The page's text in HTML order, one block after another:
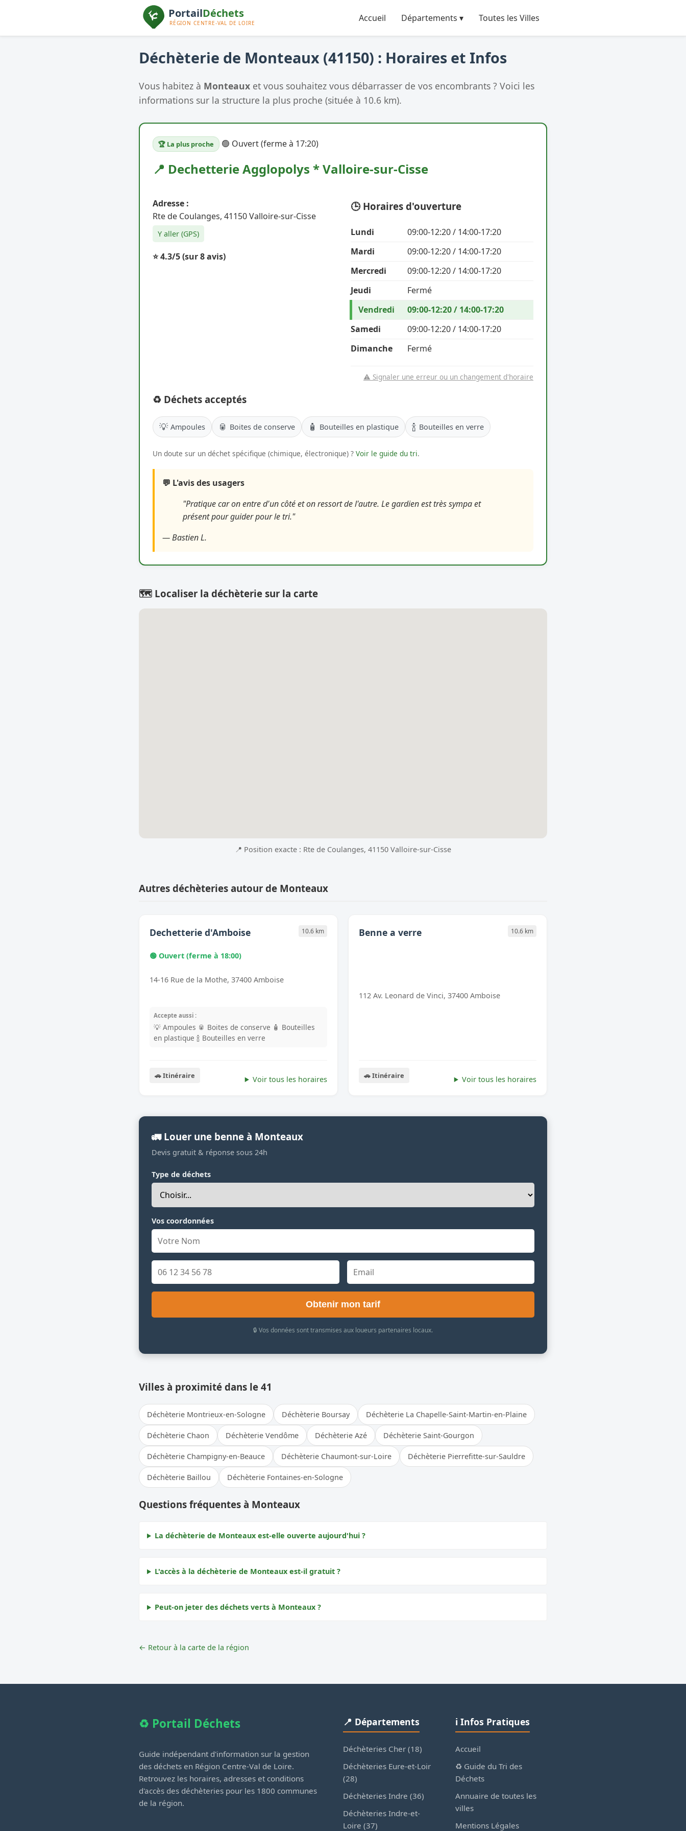
Accueil Départements ▾ Toutes les Villes
Déchèterie de Monteaux (41150) : Horaires et Infos
Vous habitez à Monteaux et vous souhaitez vous débarrasser de vos encombrants ? Voici les
informations sur la structure la plus proche (située à 10.6 km).
🏆 La plus proche 🟢 Ouvert (ferme à 17:20)
📍 Dechetterie Agglopolys * Valloire-sur-Cisse
Adresse :
Rte de Coulanges, 41150 Valloire-sur-Cisse
Y aller (GPS)
⭐ 4.3/5(sur 8 avis)
🕒 Horaires d'ouverture
Lundi
09:00-12:20 / 14:00-17:20
Mardi
09:00-12:20 / 14:00-17:20
Mercredi
09:00-12:20 / 14:00-17:20
Jeudi
Fermé
Vendredi
09:00-12:20 / 14:00-17:20
Samedi
09:00-12:20 / 14:00-17:20
Dimanche
Fermé
⚠️ Signaler une erreur ou un changement d'horaire
♻️ Déchets acceptés
💡 Ampoules 🥫 Boites de conserve 🧴 Bouteilles en plastique 🍾 Bouteilles en verre
Un doute sur un déchet spécifique (chimique, électronique) ? Voir le guide du tri.
💬 L'avis des usagers
"Pratique car on entre d'un côté et on ressort de l'autre. Le gardien est très sympa et
présent pour guider pour le tri."
— Bastien L.
🗺️ Localiser la déchèterie sur la carte
📍 Position exacte : Rte de Coulanges, 41150 Valloire-sur-Cisse
Autres déchèteries autour de Monteaux
Dechetterie d'Amboise 10.6 km
🟢 Ouvert (ferme à 18:00)
14-16 Rue de la Mothe, 37400 Amboise
Accepte aussi :
💡 Ampoules 🥫 Boites de conserve 🧴 Bouteilles
en plastique 🍾 Bouteilles en verre
🚗 Itinéraire Voir tous les horaires
Benne a verre 10.6 km
112 Av. Leonard de Vinci, 37400 Amboise
🚗 Itinéraire Voir tous les horaires
🚛 Louer une benne à Monteaux
Devis gratuit & réponse sous 24h
Type de déchets
Vos coordonnées
Obtenir mon tarif
🔒 Vos données sont transmises aux loueurs partenaires locaux.
Villes à proximité dans le 41
Déchèterie Montrieux-en-Sologne Déchèterie Boursay Déchèterie La Chapelle-Saint-Martin-en-Plaine
Déchèterie Chaon Déchèterie Vendôme Déchèterie Azé Déchèterie Saint-Gourgon
Déchèterie Champigny-en-Beauce Déchèterie Chaumont-sur-Loire Déchèterie Pierrefitte-sur-Sauldre
Déchèterie Baillou Déchèterie Fontaines-en-Sologne
Questions fréquentes à Monteaux
La déchèterie de Monteaux est-elle ouverte aujourd'hui ?
L'accès à la déchèterie de Monteaux est-il gratuit ?
Peut-on jeter des déchets verts à Monteaux ?
← Retour à la carte de la région
♻️ Portail Déchets
Guide indépendant d'information sur la gestion
des déchets en Région Centre-Val de Loire.
Retrouvez les horaires, adresses et conditions
d'accès des déchèteries pour les 1800 communes
de la région.
📍 Départements
Déchèteries Cher (18)
Déchèteries Eure-et-Loir
(28)
Déchèteries Indre (36)
Déchèteries Indre-et-
Loire (37)
ℹ️ Infos Pratiques
Accueil
♻️ Guide du Tri des
Déchets
Annuaire de toutes les
villes
Mentions Légales